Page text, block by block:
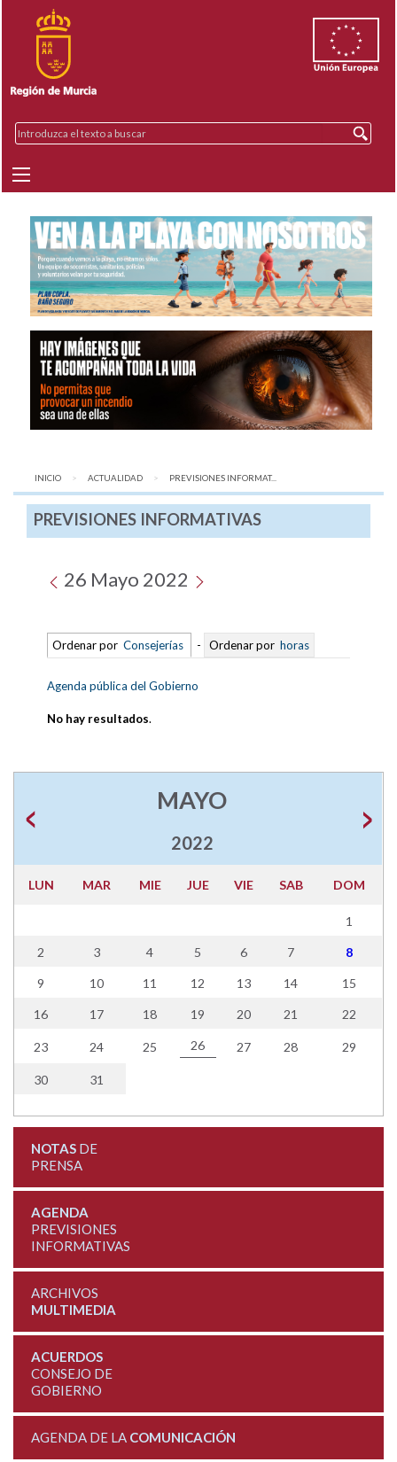
INICIO ACTUALIDAD AQUÍ:
PREVISIONES INFORMAT...
PREVISIONES INFORMATIVAS
26 Mayo 2022
Ordenar por Consejerías - Ordenar por horas
Agenda pública del Gobierno
No hay resultados.
MAYO
2022
LUN MAR MIE JUE VIE SAB DOM
1
2 3 4 5 6 7 8
9 10 11 12 13 14 15
16 17 18 19 20 21 22
23 24 25 26 27 28 29
30 31
NOTASDE
PRENSA
AGENDA
PREVISIONES
INFORMATIVAS
ARCHIVOS
MULTIMEDIA
ACUERDOS
CONSEJO DE
GOBIERNO
AGENDA DE LA COMUNICACIÓN